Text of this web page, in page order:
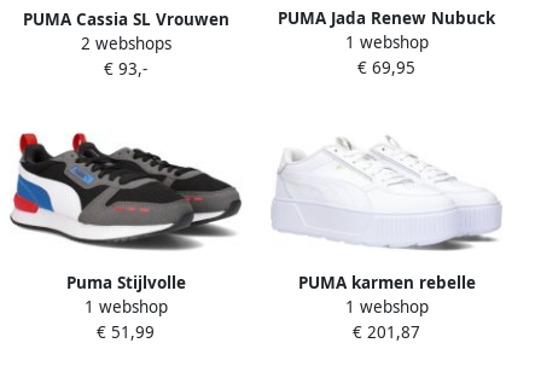
PUMA Cassia SL Vrouwen
Sneakers White TeamGold
2 webshops
€ 93,-
PUMA Jada Renew Nubuck
Lage sneakers Dames Wit
1 webshop
€ 69,95
Puma Stijlvolle
sportschoenen voor Blauw
1 webshop
€ 51,99
PUMA karmen rebelle
Casual low sportcas schoen
dam Wit-Multicolour
1 webshop
€ 201,87